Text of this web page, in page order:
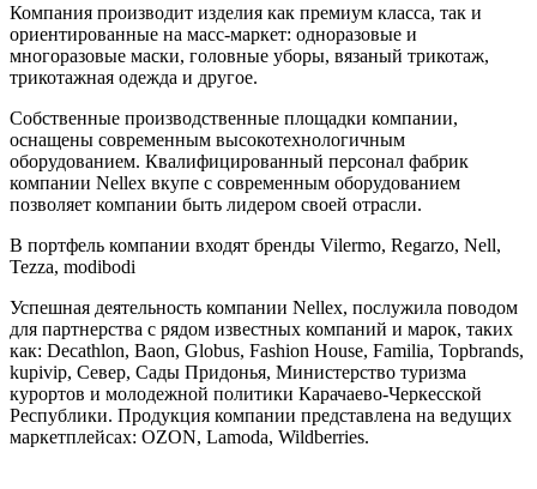
Компания производит изделия как премиум класса, так и
ориентированные на масс-маркет: одноразовые и
многоразовые маски, головные уборы, вязаный трикотаж,
трикотажная одежда и другое.
Собственные производственные площадки компании,
оснащены современным высокотехнологичным
оборудованием. Квалифицированный персонал фабрик
компании Nellex вкупе с современным оборудованием
позволяет компании быть лидером своей отрасли.
В портфель компании входят бренды Vilermo, Regarzo, Nell,
Tezza, modibodi
Успешная деятельность компании Nellex, послужила поводом
для партнерства с рядом известных компаний и марок, таких
как: Decathlon, Baon, Globus, Fashion House, Familia, Topbrands,
kupivip, Север, Сады Придонья, Министерство туризма
курортов и молодежной политики Карачаево-Черкесской
Республики. Продукция компании представлена на ведущих
маркетплейсах: OZON, Lamoda, Wildberries.